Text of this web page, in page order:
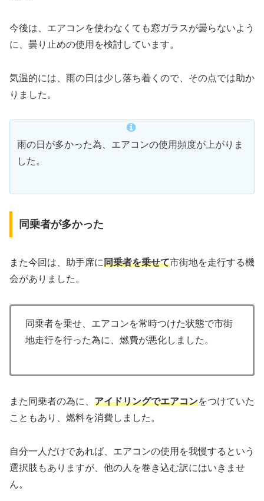
今後は、エアコンを使わなくても窓ガラスが曇らないよう
に、曇り止めの使用を検討しています。
気温的には、雨の日は少し落ち着くので、その点では助か
りました。
雨の日が多かった為、エアコンの使用頻度が上がりま
した。
同乗者が多かった
また今回は、助手席に同乗者を乗せて市街地を走行する機
会がありました。
同乗者を乗せ、エアコンを常時つけた状態で市街
地走行を行った為に、燃費が悪化しました。
また同乗者の為に、 アイドリングでエアコンをつけていた
こともあり、燃料を消費しました。
自分一人だけであれば、エアコンの使用を我慢するという
選択肢もありますが、他の人を巻き込む訳にはいきませ
ん。